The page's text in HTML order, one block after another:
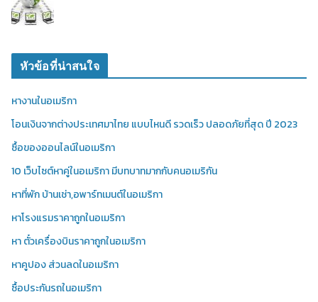
หัวข้อที่น่าสนใจ
หางานในอเมริกา
โอนเงินจากต่างประเทศมาไทย แบบไหนดี รวดเร็ว ปลอดภัยที่สุด ปี 2023
ซื้อของออนไลน์ในอเมริกา
10 เว็บไซต์หาคู่ในอเมริกา มีบทบาทมากกับคนอเมริกัน
หาที่พัก บ้านเช่า,อพาร์ทเมนต์ในอเมริกา
หาโรงแรมราคาถูกในอเมริกา
หา ตั๋วเครื่องบินราคาถูกในอเมริกา
หาคูปอง ส่วนลดในอเมริกา
ซื้อประกันรถในอเมริกา